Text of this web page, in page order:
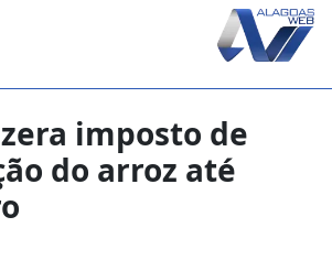
imposto de
do arroz até